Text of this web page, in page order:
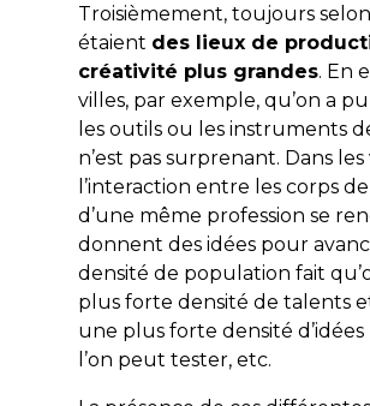
Troisièmement, toujours
étaient des lieux de
créativité plus grandes. En
villes, par exemple, qu’on a
les outils ou les instruments
n’est pas surprenant. Dans les
l’interaction entre les corps
d’une même profession se
donnent des idées pour
densité de population fait
plus forte densité de talents
une plus forte densité
l’on peut tester, etc.